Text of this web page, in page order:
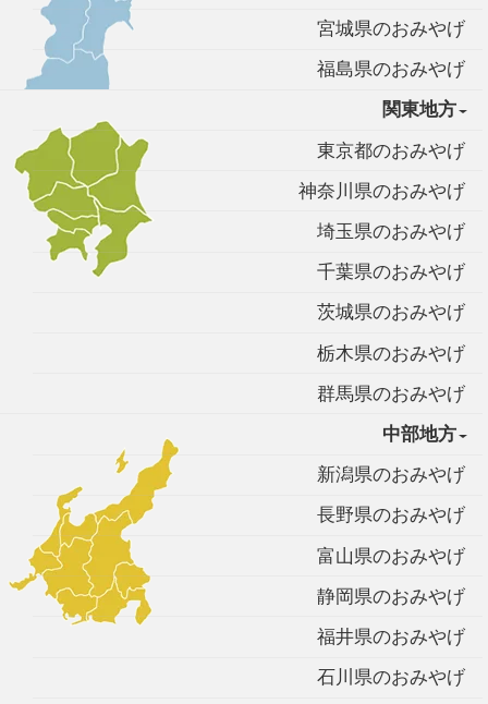
宮城県のおみやげ
福島県のおみやげ
関東地方
東京都のおみやげ
神奈川県のおみやげ
埼玉県のおみやげ
千葉県のおみやげ
茨城県のおみやげ
栃木県のおみやげ
群馬県のおみやげ
中部地方
新潟県のおみやげ
長野県のおみやげ
富山県のおみやげ
静岡県のおみやげ
福井県のおみやげ
石川県のおみやげ